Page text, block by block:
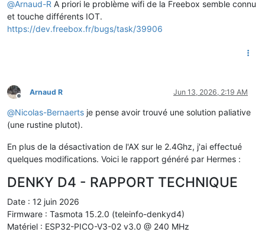
@Arnaud-R A priori le problème wifi de la Freebox semble connu
et touche différents IOT.
https://dev.freebox.fr/bugs/task/39906
Offline
Arnaud R Jun 13, 2026, 2:19 AM
@Nicolas-Bernaerts je pense avoir trouvé une solution paliative
(une rustine plutot).
En plus de la désactivation de l'AX sur le 2.4Ghz, j'ai effectué
quelques modifications. Voici le rapport généré par Hermes :
DENKY D4 - RAPPORT TECHNIQUE
Date : 12 juin 2026
Firmware : Tasmota 15.2.0 (teleinfo-denkyd4)
Matériel : ESP32-PICO-V3-02 v3.0 @ 240 MHz